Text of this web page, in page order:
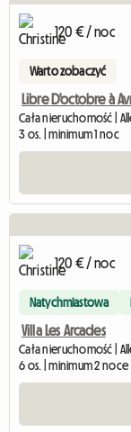
120 € / noc
Warto zobaczyć
Libre D'octobre à
Cała nieruchomość |
3 os. | minimum 1 noc
120 € / noc
Natychmiastowa
Villa Les Arcades
Cała nieruchomość |
6 os. | minimum 2 noce